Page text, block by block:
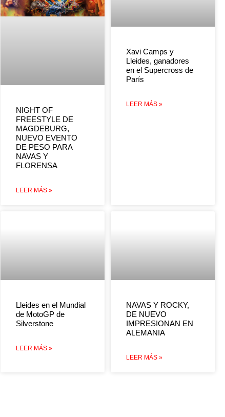
NIGHT OF
FREESTYLE DE
MAGDEBURG,
NUEVO EVENTO
DE PESO PARA
NAVAS Y
FLORENSA
LEER MÁS »
Xavi Camps y
Lleides, ganadores
en el Supercross de
París
LEER MÁS »
Lleides en el Mundial
de MotoGP de
Silverstone
LEER MÁS »
NAVAS Y ROCKY,
DE NUEVO
IMPRESIONAN EN
ALEMANIA
LEER MÁS »